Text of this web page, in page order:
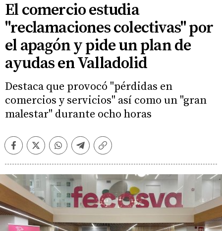
El comercio estudia
"reclamaciones colectivas" por
el apagón y pide un plan de
ayudas en Valladolid
Destaca que provocó "pérdidas en
comercios y servicios" así como un "gran
malestar" durante ocho horas
FacebookTwitterWhatsappTelegramCopiar